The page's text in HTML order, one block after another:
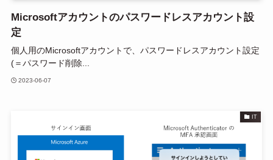
Microsoftアカウントのパスワードレスアカウント設
定
個人用のMicrosoftアカウントで、パスワードレスアカウント設定
(＝パスワード削除...
2023-06-07
IT